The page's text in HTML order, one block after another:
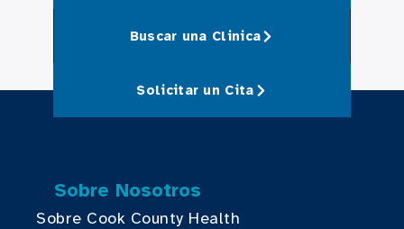
Buscar una Clinica
Solicitar un Cita
Sobre Nosotros
Sobre Cook County Health